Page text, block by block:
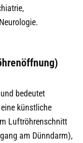
bedeutet
künstliche
Luftröhrenschnitt
am Dünndarm),